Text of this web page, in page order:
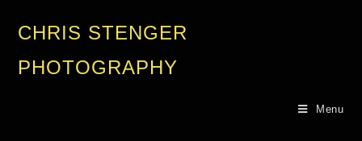
CHRIS STENGER
PHOTOGRAPHY
Menu